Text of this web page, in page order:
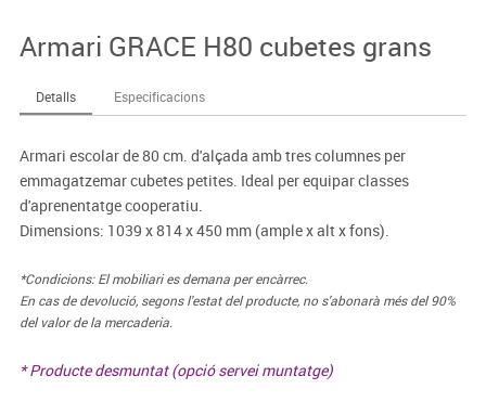
Armari GRACE H80 cubetes grans
Detalls Especificacions
Armari escolar de 80 cm. d'alçada amb tres columnes per
emmagatzemar cubetes petites. Ideal per equipar classes
d'aprenentatge cooperatiu.
Dimensions: 1039 x 814 x 450 mm (ample x alt x fons).
*Condicions: El mobiliari es demana per encàrrec.
En cas de devolució, segons l'estat del producte, no s'abonarà més del 90%
del valor de la mercaderia.
* Producte desmuntat (opció servei muntatge)